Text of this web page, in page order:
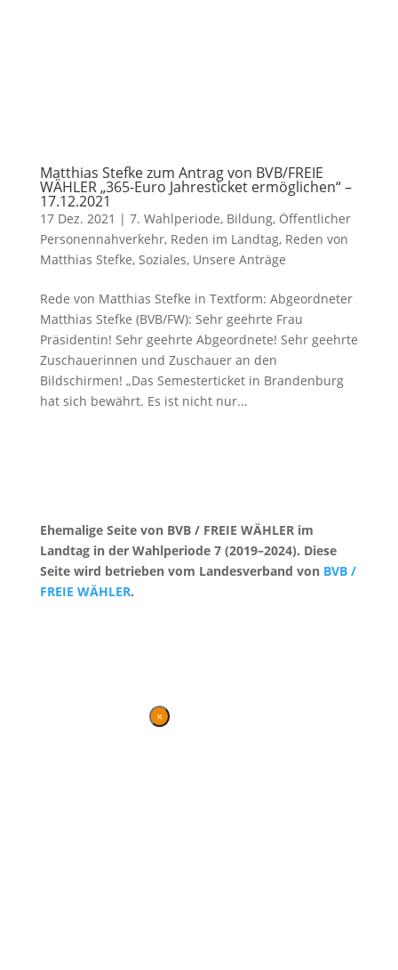
Matthias Stefke zum Antrag von BVB/FREIE
WÄHLER „365-Euro Jahresticket ermöglichen“ –
17.12.2021
17 Dez. 2021 | 7. Wahlperiode, Bildung, Öffentlicher
Personennahverkehr, Reden im Landtag, Reden von
Matthias Stefke, Soziales, Unsere Anträge
Rede von Matthias Stefke in Textform: Abgeordneter
Matthias Stefke (BVB/FW): Sehr geehrte Frau
Präsidentin! Sehr geehrte Abgeordnete! Sehr geehrte
Zuschauerinnen und Zuschauer an den
Bildschirmen! „Das Semesterticket in Brandenburg
hat sich bewährt. Es ist nicht nur...
Ehemalige Seite von BVB / FREIE WÄHLER im
Landtag in der Wahlperiode 7 (2019–2024). Diese
Seite wird betrieben vom Landesverband von BVB /
FREIE WÄHLER.
×